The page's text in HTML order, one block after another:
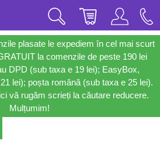
plasate le expediem în cel mai scurt
la comenzile de peste 190 lei
DPD (sub taxa e 19 lei); EasyBox,
lei); poșta română (sub taxa e 25 lei).
vă rugăm scrieți la căutare reducere.
Mulțumim!